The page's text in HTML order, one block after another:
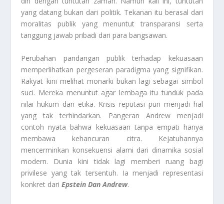
yang datang bukan dari politik. Tekanan itu berasal dari
moralitas publik yang menuntut transparansi serta
tanggung jawab pribadi dari para bangsawan.
Perubahan pandangan publik terhadap kekuasaan
memperlihatkan pergeseran paradigma yang signifikan.
Rakyat kini melihat monarki bukan lagi sebagai simbol
suci. Mereka menuntut agar lembaga itu tunduk pada
nilai hukum dan etika. Krisis reputasi pun menjadi hal
yang tak terhindarkan. Pangeran Andrew menjadi
contoh nyata bahwa kekuasaan tanpa empati hanya
membawa kehancuran citra. Kejatuhannya
mencerminkan konsekuensi alami dari dinamika sosial
modern. Dunia kini tidak lagi memberi ruang bagi
privilese yang tak tersentuh. Ia menjadi representasi
konkret dariEpstein Dan Andrew.